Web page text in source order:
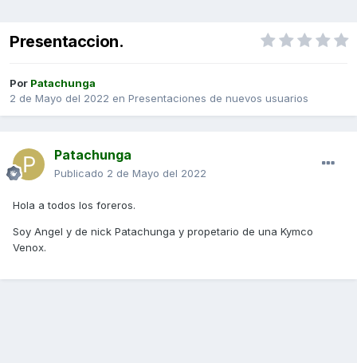
Presentaccion.
Por Patachunga
2 de Mayo del 2022 en Presentaciones de nuevos usuarios
Patachunga
Publicado 2 de Mayo del 2022
Hola a todos los foreros.
Soy Angel y de nick Patachunga y propetario de una Kymco
Venox.